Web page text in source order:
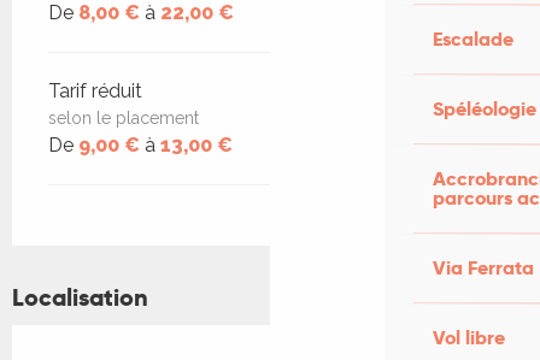
Escalade
Spéléologie
parcours
Via Ferrata
Vol libre
De 8,00 € à 22,00 €
Tarif réduit
selon le placement
De 9,00 € à 13,00 €
Localisation